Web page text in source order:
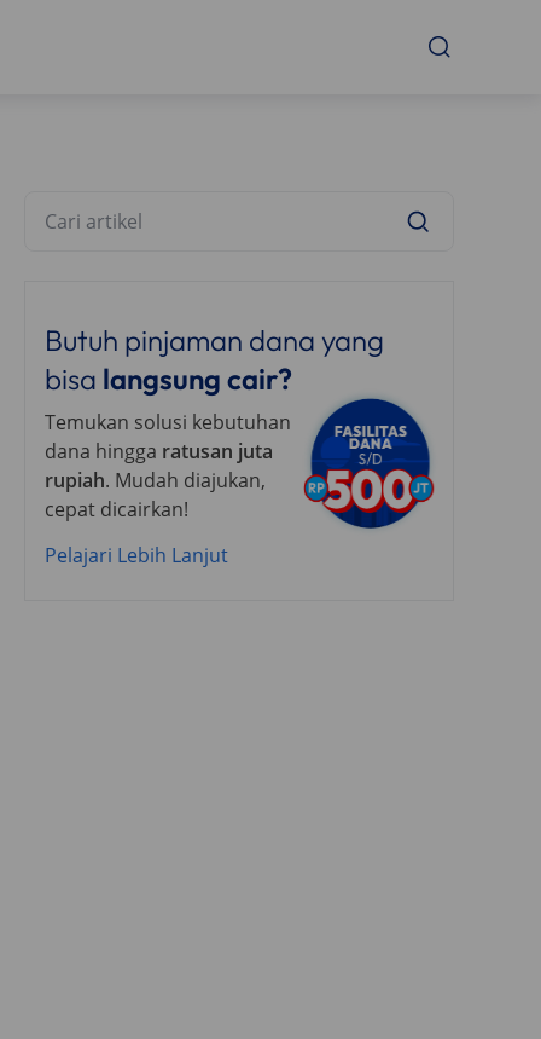
Butuh pinjaman dana yang
bisa langsung cair?
Temukan solusi kebutuhan
dana hingga ratusan juta
rupiah. Mudah diajukan,
cepat dicairkan!
Pelajari Lebih Lanjut